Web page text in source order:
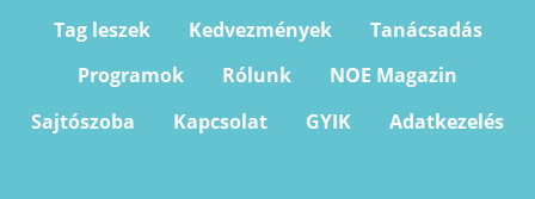
Tag leszek Kedvezmények
Tanácsadás
Programok
Rólunk
NOE Magazin
Sajtószoba
Kapcsolat GYIK Adatkezelés